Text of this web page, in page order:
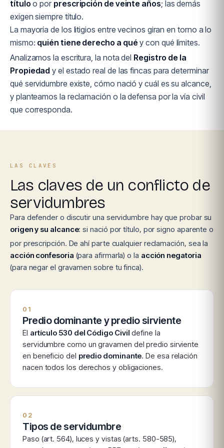
título o por prescripción de veinte años; las demás
exigen siempre título.
La mayoría de los litigios entre vecinos giran en torno a lo
mismo: quién tiene derecho a qué y con qué límites.
Analizamos la escritura, la nota del Registro de la
Propiedad y el estado real de las fincas para determinar
qué servidumbre existe, cómo nació y cuál es su alcance,
y planteamos la reclamación o la defensa por la vía civil
que corresponda.
LAS CLAVES
Las claves de un conflicto de
servidumbres
Para defender o discutir una servidumbre hay que probar su
origen y su alcance: si nació por título, por signo aparente o
por prescripción. De ahí parte cualquier reclamación, sea la
acción confesoria (para afirmarla) o la acción negatoria
(para negar el gravamen sobre tu finca).
01
Predio dominante y predio sirviente
El artículo 530 del Código Civil define la
servidumbre como un gravamen del predio sirviente
en beneficio del predio dominante. De esa relación
nacen todos los derechos y obligaciones.
02
Tipos de servidumbre
Paso (art. 564), luces y vistas (arts. 580-585),